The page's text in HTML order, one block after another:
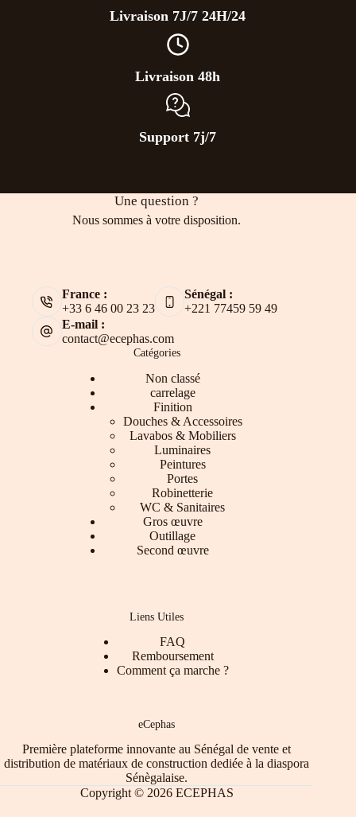
Livraison 7J/7 24H/24
Livraison 48h
Support 7j/7
Une question ?
Nous sommes à votre disposition.
France :
+33 6 46 00 23 23
Sénégal :
+221 77459 59 49
E-mail :
contact@ecephas.com
Catégories
Non classé
carrelage
Finition
Douches & Accessoires
Lavabos & Mobiliers
Luminaires
Peintures
Portes
Robinetterie
WC & Sanitaires
Gros œuvre
Outillage
Second œuvre
Liens Utiles
FAQ
Remboursement
Comment ça marche ?
eCephas
Première plateforme innovante au Sénégal de vente et
distribution de matériaux de construction dediée à la diaspora
Sénègalaise.
Copyright © 2026 ECEPHAS